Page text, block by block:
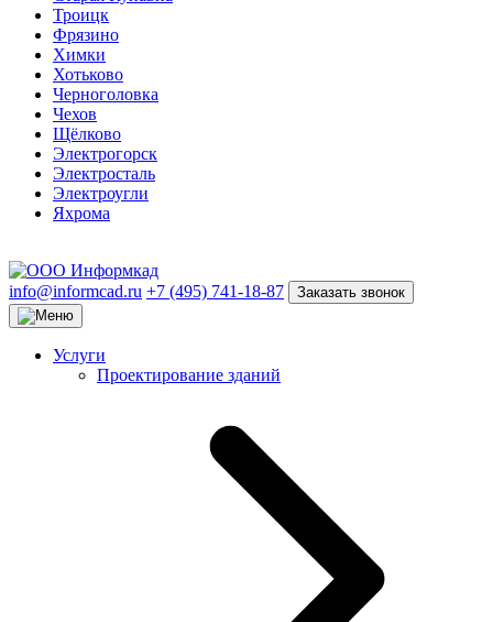
Троицк
Фрязино
Химки
Хотьково
Черноголовка
Чехов
Щёлково
Электрогорск
Электросталь
Электроугли
Яхрома
info@informcad.ru +7 (495) 741-18-87 Заказать звонок
Услуги
Проектирование зданий